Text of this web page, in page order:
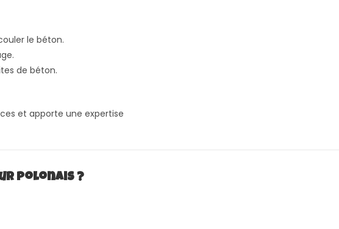
le béton.
de béton.
et apporte une expertise
polonais ?